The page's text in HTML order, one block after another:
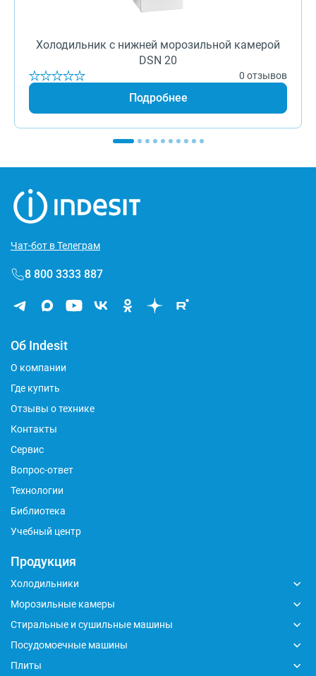
Холодильник с нижней морозильной камерой
DSN 20
0 отзывов
Подробнее
Чат-бот в Телеграм
8 800 3333 887
Об Indesit
О компании
Где купить
Отзывы о технике
Контакты
Сервис
Вопрос-ответ
Технологии
Библиотека
Учебный центр
Продукция
Холодильники
Морозильные камеры
Стиральные и сушильные машины
Посудомоечные машины
Плиты